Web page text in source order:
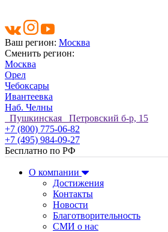
Ваш регион: Москва
Сменить регион:
Москва
Орел
Чебоксары
Ивантеевка
Наб. Челны
Пушкинская Петровский б-р, 15
+7 (800) 775-06-82
+7 (495) 984-09-27
Бесплатно по РФ
О компании
Достижения
Контакты
Новости
Благотворительность
СМИ о нас